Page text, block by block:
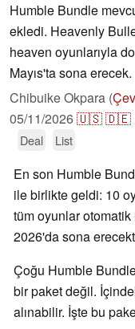
Humble Bundle
ekledi. Heavenly
heaven oyunlarıyla
Mayıs'ta sona erecek.
Chibuike Okpara (
05/11/2026🇺🇸🇩🇪
Deal List
En son Humble
ile birlikte geldi: 10
tüm oyunlar otomatik
2026'da sona
Çoğu Humble
bir paket değil.
alınabilir. İşte bu